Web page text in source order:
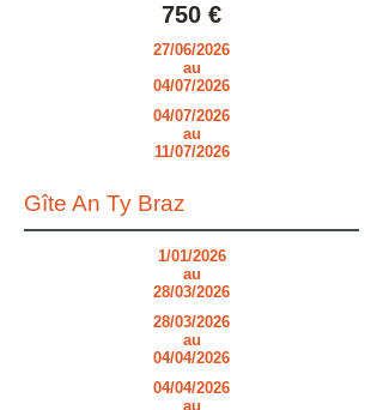
750 €
27/06/2026
au
04/07/2026
04/07/2026
au
11/07/2026
Gîte An Ty Braz
1/01/2026
au
28/03/2026
28/03/2026
au
04/04/2026
04/04/2026
au